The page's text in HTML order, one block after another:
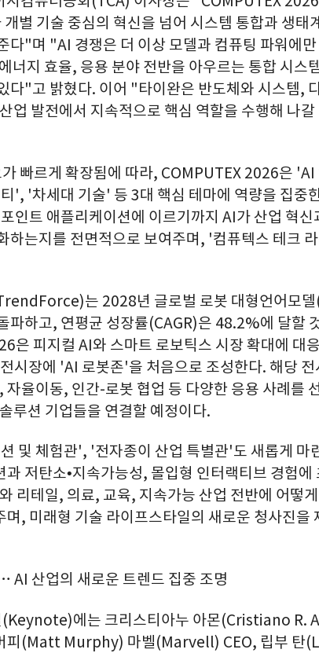
별 기술 중심의 혁신을 넘어 시스템 통합과 생태
다"며 "AI 경쟁은 더 이상 모델과 컴퓨팅 파워에만
너지 효율, 응용 분야 전반을 아우르는 통합 시스
다"고 밝혔다. 이어 "타이완은 반도체와 시스템,
업 발전에서 지속적으로 핵심 역할을 수행해 나
빠르게 확장됨에 따라, COMPUTEX 2026은
', '차세대 기술' 등 3대 핵심 테마에 역량을 집중
인트 애플리케이션에 이르기까지 AI가 산업 혁신
하는지를 전면적으로 보여주며, '컴퓨텍스 테크
는 2028년 글로벌 로봇 대형언어모델
파하고, 연평균 성장률(CAGR)은 48.2%에 달할
은 피지컬 AI와 스마트 로보틱스 시장 확대에 대
시장에 'AI 로봇존'을 처음으로 조성한다. 해당 전
자율이동, 인간-로봇 협업 등 다양한 응용 사례를
루션 기업들을 연결할 예정이다.
및 체험관', '전자종이 산업 특별관'도 새롭게 마
저탄소•지속가능성, 몰입형 인터랙티브 경험에
리테일, 의료, 교육, 지속가능 산업 전반에 어떻
, 미래형 기술 라이프스타일의 새로운 청사진을
AI 산업의 새로운 트렌드 집중 조명
(Keynote)에는 크리스티아누 아몬(Cristiano R.
피(Matt Murphy) 마벨(Marvell) CEO, 립부 탄